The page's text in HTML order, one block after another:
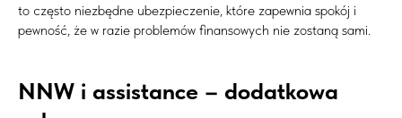
to często niezbędne ubezpieczenie, które zapewnia spokój i
pewność, że w razie problemów finansowych nie zostaną sami.
NNW i assistance – dodatkowa